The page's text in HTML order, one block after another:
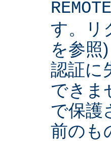
す。リ
を参照
認証に
できま
で保護
前のも